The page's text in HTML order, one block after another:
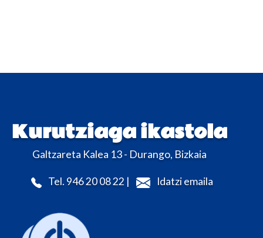
Kurutziaga ikastola
Galtzareta Kalea 13 - Durango, Bizkaia
Tel. 946 20 08 22 | Idatzi emaila